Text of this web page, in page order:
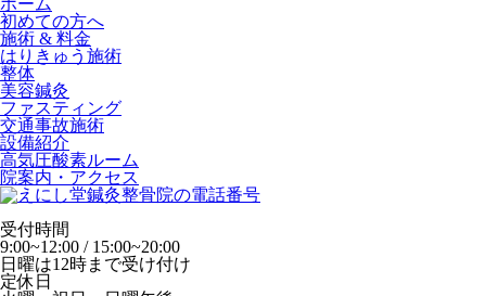
ホーム
初めての方へ
施術 & 料金
はりきゅう施術
整体
美容鍼灸
ファスティング
交通事故施術
設備紹介
高気圧酸素ルーム
院案内・アクセス
受付時間
9:00~12:00 / 15:00~20:00
日曜は12時まで受け付け
定休日